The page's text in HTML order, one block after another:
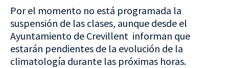
Por el momento no está programada la
suspensión de las clases, aunque desde el
Ayuntamiento de Crevillent informan que
estarán pendientes de la evolución de la
climatología durante las próximas horas.